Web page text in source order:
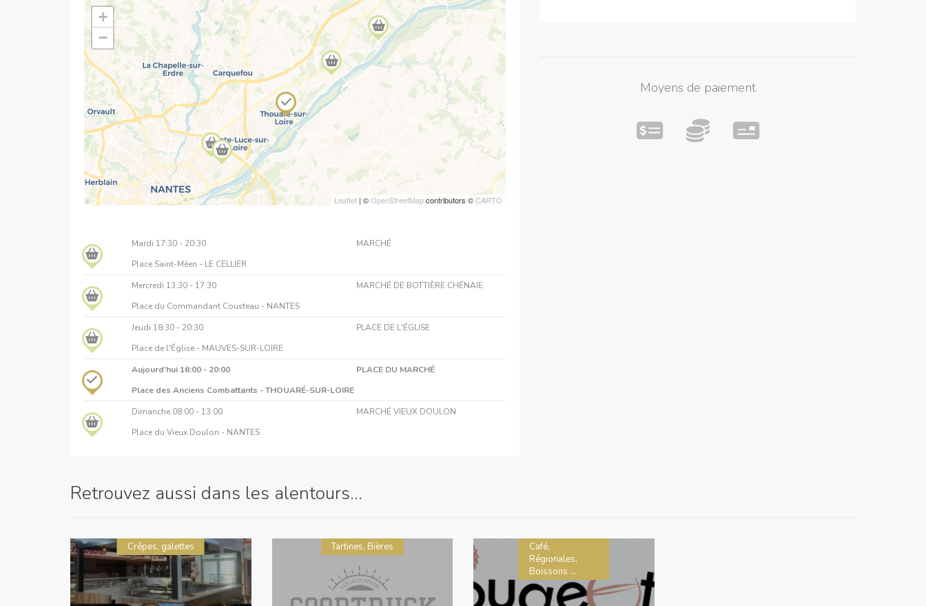
+
−
Leaflet | ©OpenStreetMapcontributors ©CARTO
Mardi 17:30 - 20:30
MARCHÉ
Place Saint-Méen - LE CELLIER
Mercredi 13:30 - 17:30
MARCHÉ DE BOTTIÈRE CHÉNAIE
Place du Commandant Cousteau - NANTES
Jeudi 18:30 - 20:30
PLACE DE L'ÉGLISE
Place de l'Église - MAUVES-SUR-LOIRE
Aujourd'hui 16:00 - 20:00
PLACE DU MARCHÉ
Place des Anciens Combattants - THOUARÉ-SUR-LOIRE
Dimanche 08:00 - 13:00
MARCHÉ VIEUX DOULON
Place du Vieux Doulon - NANTES
Moyens de paiement
Retrouvez aussi dans les alentours...
Crêpes, galettes Tartines, Bières
Café,
Régionales,
Boissons ...